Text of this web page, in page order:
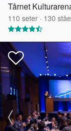
Tårnet
110seter · 130